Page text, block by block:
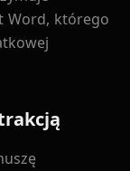
Word, którego